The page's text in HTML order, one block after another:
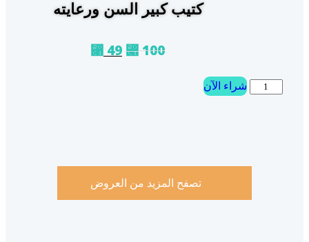
كتيب كبير السن ورعايته
⃁
⃁49
شراء الآن
تصفح المزيد من العروض